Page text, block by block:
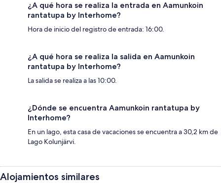
¿A qué hora se realiza la entrada en Aamunkoin
rantatupa by Interhome?
Hora de inicio del registro de entrada: 16:00.
¿A qué hora se realiza la salida en Aamunkoin
rantatupa by Interhome?
La salida se realiza a las 10:00.
¿Dónde se encuentra Aamunkoin rantatupa by
Interhome?
En un lago, esta casa de vacaciones se encuentra a 30,2 km de
Lago Kolunjärvi.
Alojamientos similares